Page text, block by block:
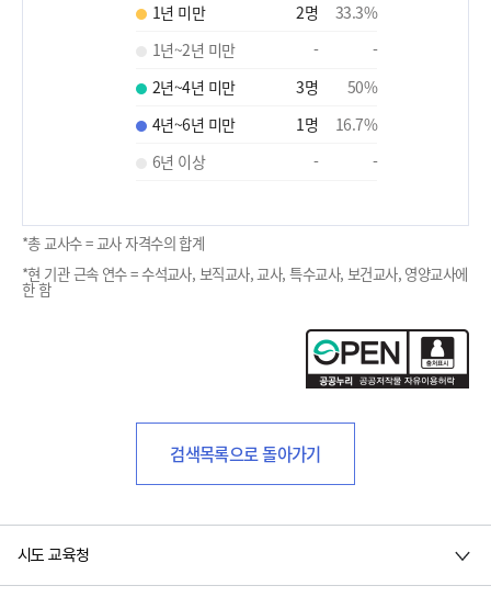
1년 미만 2명 33.3%
1년~2년 미만
-
-
2년~4년 미만
3명 50%
4년~6년 미만
1명 16.7%
6년 이상
- -
*총 교사수 = 교사 자격수의 합계
*현 기관 근속 연수 = 수석교사, 보직교사, 교사, 특수교사, 보건교사, 영양교사에
한 함
검색목록으로 돌아가기
시도 교육청